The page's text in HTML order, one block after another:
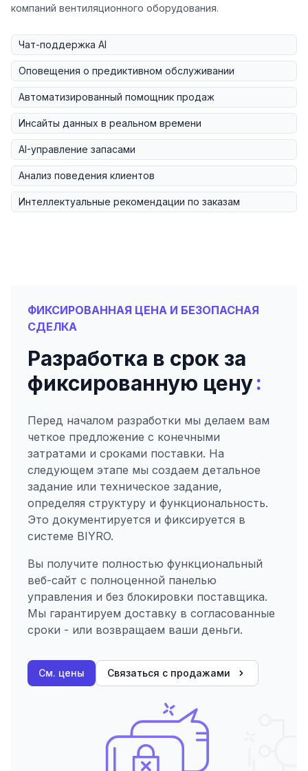
компаний вентиляционного оборудования.
Чат-поддержка AI
Оповещения о предиктивном обслуживании
Автоматизированный помощник продаж
Инсайты данных в реальном времени
AI-управление запасами
Анализ поведения клиентов
Интеллектуальные рекомендации по заказам
ФИКСИРОВАННАЯ ЦЕНА И БЕЗОПАСНАЯ
СДЕЛКА
Разработка в срок за
фиксированную цену:
Перед началом разработки мы делаем вам
четкое предложение с конечными
затратами и сроками поставки. На
следующем этапе мы создаем детальное
задание или техническое задание,
определяя структуру и функциональность.
Это документируется и фиксируется в
системе BIYRO.
Вы получите полностью функциональный
веб-сайт с полноценной панелью
управления и без блокировки поставщика.
Мы гарантируем доставку в согласованные
сроки - или возвращаем ваши деньги.
См. цены Связаться с продажами